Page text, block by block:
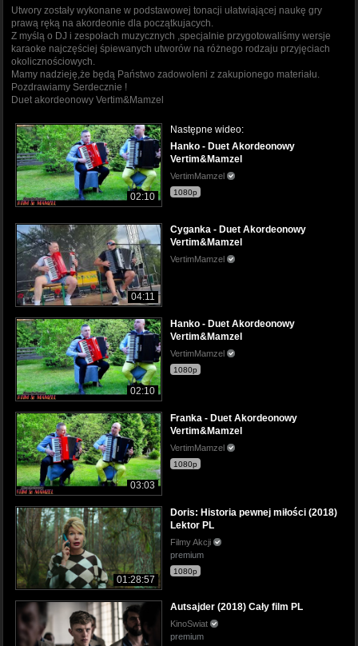
Utwory zostały wykonane w podstawowej tonacji ułatwiającej naukę gry
prawą ręką na akordeonie dla początkujacych.
Z myślą o DJ i zespołach muzycznych ,specjalnie przygotowaliśmy wersje
karaoke najczęściej śpiewanych utworów na różnego rodzaju przyjęciach
okolicznościowych.
Mamy nadzieję,że będą Państwo zadowoleni z zakupionego materiału.
Pozdrawiamy Serdecznie !
Duet akordeonowy Vertim&Mamzel
02:10
Następne wideo:
Hanko - Duet Akordeonowy
Vertim&Mamzel
VertimMamzel
1080p
04:11
Cyganka - Duet Akordeonowy
Vertim&Mamzel
VertimMamzel
02:10
Hanko - Duet Akordeonowy
Vertim&Mamzel
VertimMamzel
1080p
03:03
Franka - Duet Akordeonowy
Vertim&Mamzel
VertimMamzel
1080p
01:28:57
Doris: Historia pewnej miłości (2018)
Lektor PL
Filmy Akcji
premium
1080p
Autsajder (2018) Cały film PL
KinoSwiat
premium